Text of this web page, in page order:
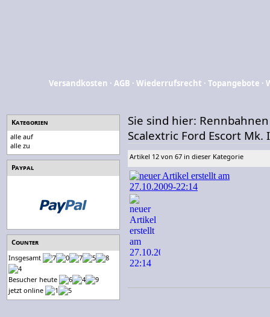
Versandkosten ·AGB ·Wiederrufsrecht ·Topangebote ·
Kategorien
alle auf
alle zu
Paypal
Counter
Insgesamt
Besucher heute
jetzt online
Sie sind hier: Rennbahnen
Scalextric Ford Escort Mk.
Artikel 12 von 67 in dieser Kategorie